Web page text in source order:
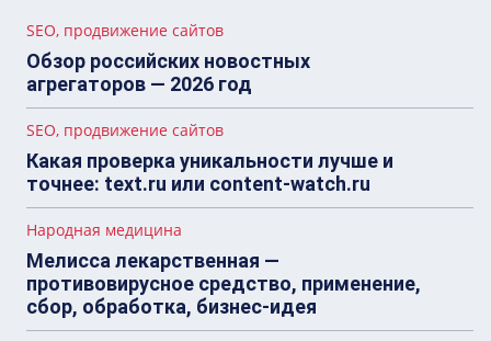
SEO, продвижение сайтов
Обзор российских новостных
агрегаторов — 2026 год
SEO, продвижение сайтов
Какая проверка уникальности лучше и
точнее: text.ru или content-watch.ru
Народная медицина
Мелисса лекарственная —
противовирусное средство, применение,
сбор, обработка, бизнес-идея